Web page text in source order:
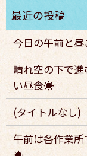
今日の午前と
晴れ空の下で
い昼食☀️
(タイトルなし)
午前は各作業